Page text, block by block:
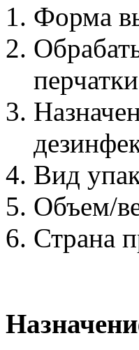
Форма
перчатки
Вид
Объем/
Страна